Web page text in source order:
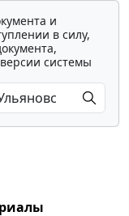
и
в силу,
системы